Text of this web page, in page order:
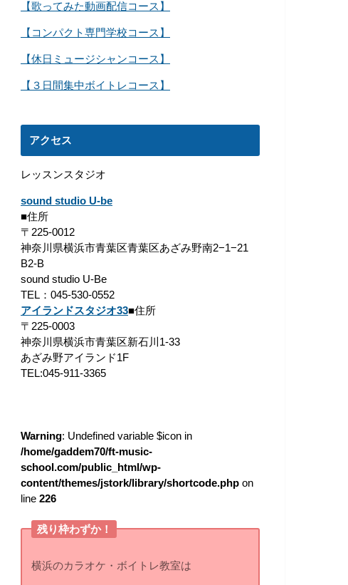
【歌ってみた動画配信コース】
【コンパクト専門学校コース】
【休日ミュージシャンコース】
【３日間集中ボイトレコース】
アクセス
レッスンスタジオ
sound studio U-be
■住所
〒225-0012
神奈川県横浜市青葉区青葉区あざみ野南2−1−21
B2-B
sound studio U-Be
TEL：045-530-0552
アイランドスタジオ33■住所
〒225-0003
神奈川県横浜市青葉区新石川1-33
あざみ野アイランド1F
TEL:045-911-3365
Warning: Undefined variable $icon in
/home/gaddem70/ft-music-
school.com/public_html/wp-
content/themes/jstork/library/shortcode.php on
line 226
残り枠わずか！
横浜のカラオケ・ボイトレ教室は